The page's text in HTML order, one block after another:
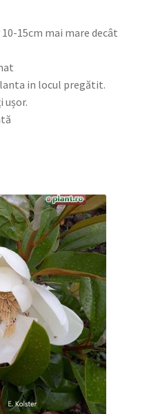
15cm mai mare decât
in locul pregătit.
ușor.